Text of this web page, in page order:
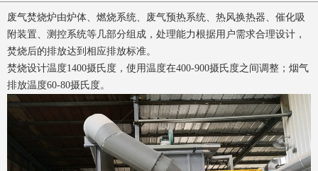
废气焚烧炉由炉体、燃烧系统、废气预热系统、热风换热器、催化吸
附装置、测控系统等几部分组成，处理能力根据用户需求合理设计，
焚烧后的排放达到相应排放标准。
焚烧设计温度1400摄氏度，使用温度在400-900摄氏度之间调整；烟气
排放温度60-80摄氏度。